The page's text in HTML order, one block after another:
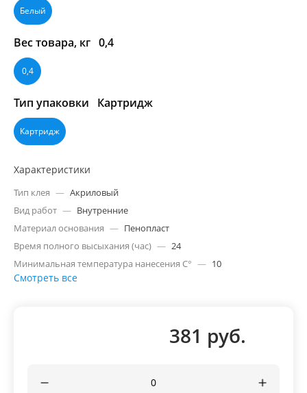
Белый
Вес товара, кг 0,4
0,4
Тип упаковки Картридж
Картридж
Характеристики
Тип клея — Акриловый
Вид работ — Внутренние
Материал основания — Пенопласт
Время полного высыхания (час) — 24
Минимальная температура нанесения C° — 10
Смотреть все
381 руб.